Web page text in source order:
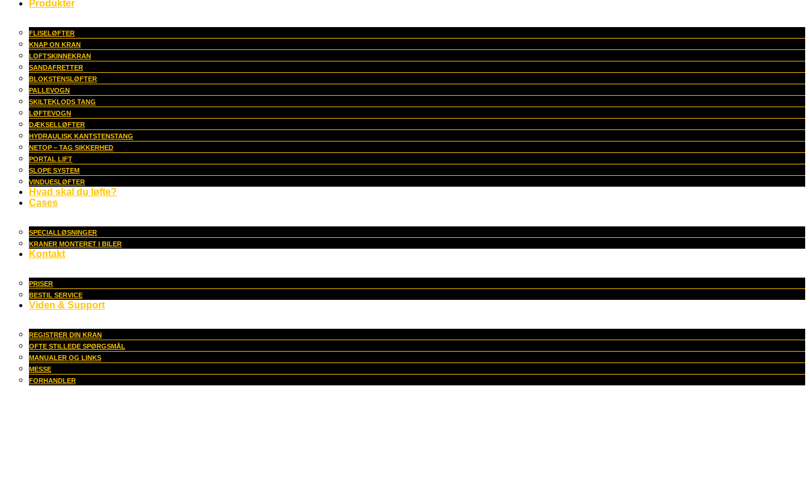
Produkter
FLISELØFTER
KNAP ON KRAN
LOFTSKINNEKRAN
SANDAFRETTER
BLOKSTENSLØFTER
PALLEVOGN
SKILTEKLODS TANG
LØFTEVOGN
DÆKSELLØFTER
HYDRAULISK KANTSTENSTANG
NETOP – TAG SIKKERHED
PORTAL LIFT
SLOPE SYSTEM
VINDUESLØFTER
Hvad skal du løfte?
Cases
SPECIALLØSNINGER
KRANER MONTERET I BILER
Kontakt
PRISER
BESTIL SERVICE
Viden & Support
REGISTRER DIN KRAN
OFTE STILLEDE SPØRGSMÅL
MANUALER OG LINKS
MESSE
FORHANDLER